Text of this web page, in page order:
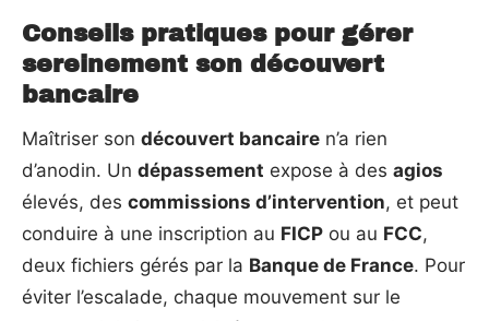
Conseils pratiques pour gérer
sereinement son découvert
bancaire
Maîtriser son découvert bancaire n’a rien
d’anodin. Un dépassement expose à des agios
élevés, des commissions d’intervention, et peut
conduire à une inscription au FICP ou au FCC,
deux fichiers gérés par la Banque de France. Pour
éviter l’escalade, chaque mouvement sur le